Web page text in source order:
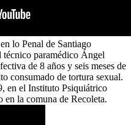
lo Penal de Santiago
paramédico Ángel
de 8 años y seis meses de
consumado de tortura sexual.
en el Instituto Psiquiátrico
la comuna de Recoleta.